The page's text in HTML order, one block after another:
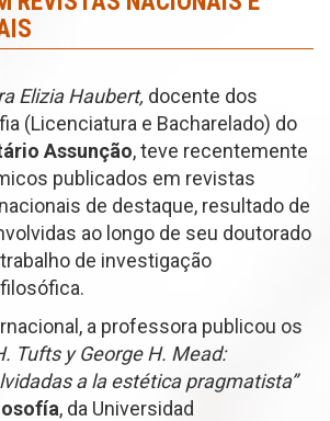
Elizia Haubert, docente dos
(Licenciatura e Bacharelado) do
Assunção, teve recentemente
publicados em revistas
de destaque, resultado de
ao longo de seu doutorado
de investigação
a professora publicou os
Tufts y George H. Mead:
a la estética pragmatista”
, da Universidad